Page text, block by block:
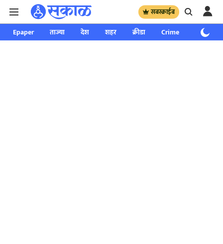
सबस्क्राईब
Epaper ताज्या देश शहर क्रीडा Crime साप्ताहिक